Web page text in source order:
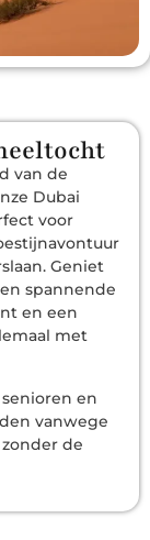
van de
Dubai
voor
Geniet
spannende
en een
met
en
vanwege
de